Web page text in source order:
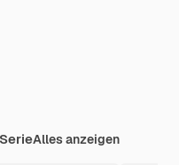
Alles anzeigen